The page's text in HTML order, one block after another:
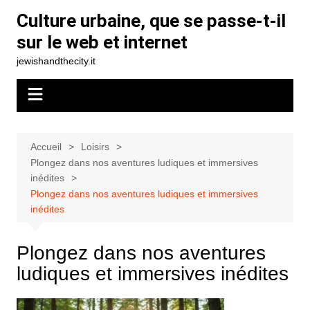
contenu
Culture urbaine, que se passe-t-il
sur le web et internet
jewishandthecity.it
Accueil
Loisirs
Plongez dans nos aventures ludiques et immersives
inédites
Plongez dans nos aventures ludiques et immersives
inédites
Plongez dans nos aventures
ludiques et immersives inédites